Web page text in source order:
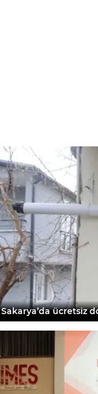
Sakarya’da ücretsiz